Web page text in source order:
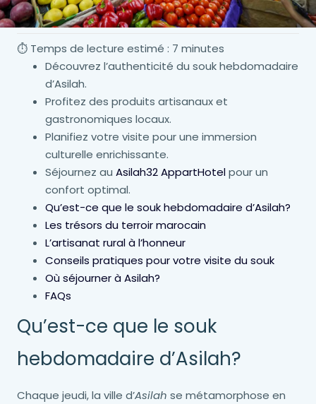
⏱️ Temps de lecture estimé : 7 minutes
Découvrez l’authenticité du souk hebdomadaire
d’Asilah.
Profitez des produits artisanaux et
gastronomiques locaux.
Planifiez votre visite pour une immersion
culturelle enrichissante.
Séjournez au Asilah32 AppartHotelpour un
confort optimal.
Qu’est-ce que le souk hebdomadaire d’Asilah?
Les trésors du terroir marocain
L’artisanat rural à l’honneur
Conseils pratiques pour votre visite du souk
Où séjourner à Asilah?
FAQs
Qu’est-ce que le souk
hebdomadaire d’Asilah?
Chaque jeudi, la ville d’Asilah se métamorphose en